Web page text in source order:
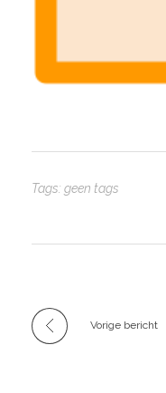
Tags: geen tags
Vorige bericht